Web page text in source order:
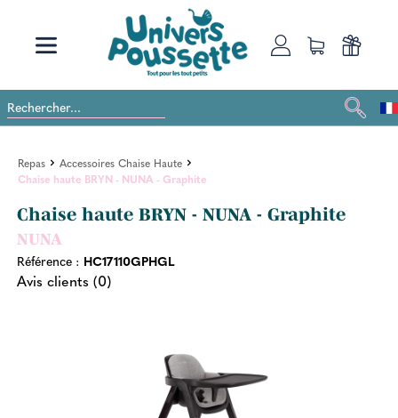
Repas
Accessoires Chaise Haute
Chaise haute BRYN - NUNA - Graphite
Chaise haute BRYN - NUNA - Graphite
NUNA
Référence : HC17110GPHGL
Avis clients (0)